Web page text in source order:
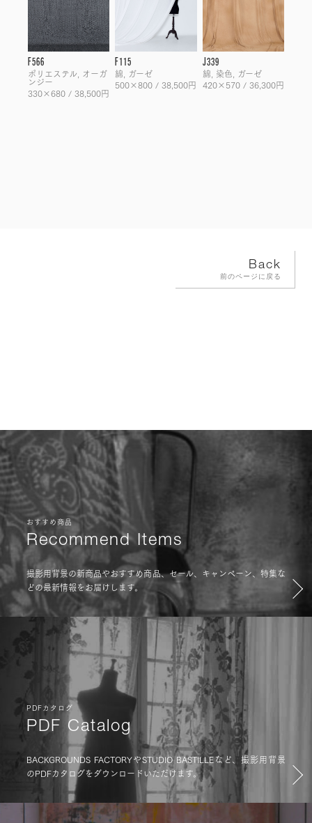
F566
ポリエステル, オーガ
ンジー
330×680 / 38,500円
F115
綿, ガーゼ
500×800 / 38,500円
J339
綿, 染色, ガーゼ
420×570 / 36,300円
Back
前のページに戻る
おすすめ商品
Recommend Items
撮影用背景の新商品やおすすめ商品、セール、キャンペーン、特集な
どの最新情報をお届けします。
PDFカタログ
PDF Catalog
BACKGROUNDS FACTORYやSTUDIO BASTILLEなど、撮影用背景
のPDFカタログをダウンロードいただけます。